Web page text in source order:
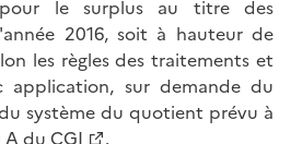
pour le surplus au titre des
2016, soit à hauteur de
les règles des traitements et
application, sur demande du
système du quotient prévu à